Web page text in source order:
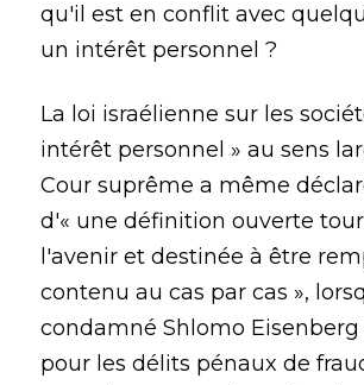
qu'il est en conflit avec
un intérêt personnel ?
La loi israélienne sur les
intérêt personnel » au sens
Cour suprême a même
d'« une définition ouverte
l'avenir et destinée à être
contenu au cas par cas »,
condamné Shlomo Eisenberg
pour les délits pénaux de